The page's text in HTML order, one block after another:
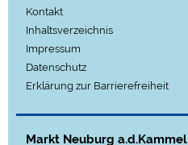
Kontakt
Inhaltsverzeichnis
Impressum
Datenschutz
Erklärung zur Barrierefreiheit
Markt Neuburg a.d.Kammel